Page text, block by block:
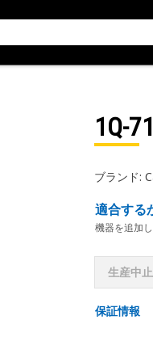
1Q-
ブランド:
適合する
機器を追加
生産中止
保証情報